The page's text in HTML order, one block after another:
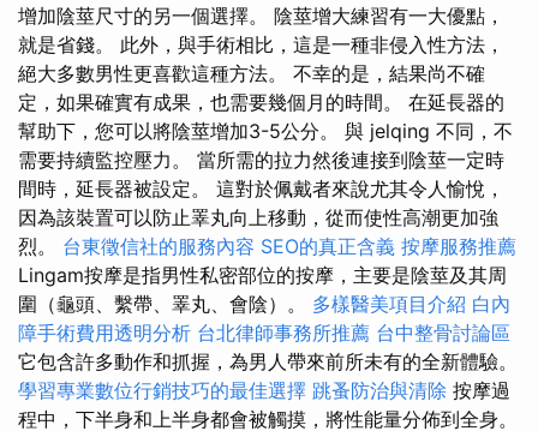
增加陰莖尺寸的另一個選擇。 陰莖增大練習有一大優點，
就是省錢。 此外，與手術相比，這是一種非侵入性方法，
絕大多數男性更喜歡這種方法。 不幸的是，結果尚不確
定，如果確實有成果，也需要幾個月的時間。 在延長器的
幫助下，您可以將陰莖增加3-5公分。 與 jelqing 不同，不
需要持續監控壓力。 當所需的拉力然後連接到陰莖一定時
間時，延長器被設定。 這對於佩戴者來說尤其令人愉悅，
因為該裝置可以防止睪丸向上移動，從而使性高潮更加強
烈。 台東徵信社的服務內容 SEO的真正含義 按摩服務推薦
Lingam按摩是指男性私密部位的按摩，主要是陰莖及其周
圍（龜頭、繫帶、睪丸、會陰）。 多樣醫美項目介紹 白內
障手術費用透明分析 台北律師事務所推薦 台中整骨討論區
它包含許多動作和抓握，為男人帶來前所未有的全新體驗。
學習專業數位行銷技巧的最佳選擇 跳蚤防治與清除 按摩過
程中，下半身和上半身都會被觸摸，將性能量分佈到全身。